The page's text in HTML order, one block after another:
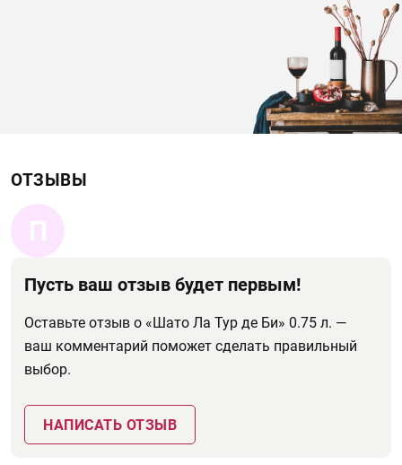
ОТЗЫВЫ
П
Пусть ваш отзыв будет первым!
Оставьте отзыв о «Шато Ла Тур де Би» 0.75 л. —
ваш комментарий поможет сделать правильный
выбор.
НАПИСАТЬ ОТЗЫВ